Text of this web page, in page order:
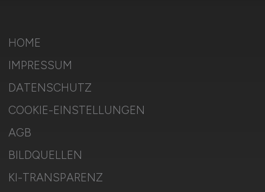
HOME
IMPRESSUM
DATENSCHUTZ
COOKIE-EINSTELLUNGEN
AGB
BILDQUELLEN
KI-TRANSPARENZ